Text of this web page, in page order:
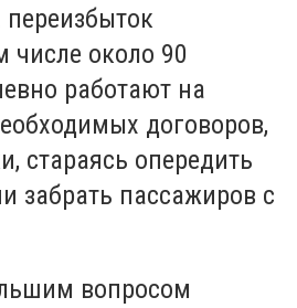
числе около 90
работают на
договоров,
стараясь опередить
забрать пассажиров с
вопросом